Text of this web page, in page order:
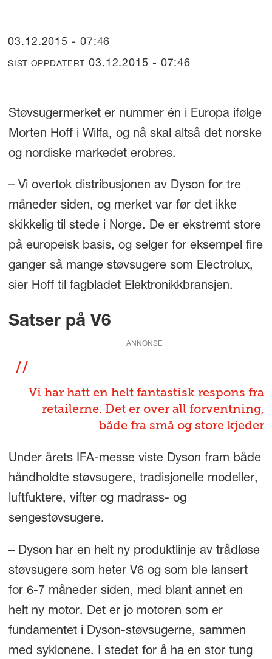
03.12.2015 - 07:46
SIST OPPDATERT 03.12.2015 - 07:46
Støvsugermerket er nummer én i Europa ifølge
Morten Hoff i Wilfa, og nå skal altså det norske
og nordiske markedet erobres.
– Vi overtok distribusjonen av Dyson for tre
måneder siden, og merket var før det ikke
skikkelig til stede i Norge. De er ekstremt store
på europeisk basis, og selger for eksempel fire
ganger så mange støvsugere som Electrolux,
sier Hoff til fagbladet Elektronikkbransjen.
Satser på V6
ANNONSE
Vi har hatt en helt fantastisk respons fra
retailerne. Det er over all forventning,
både fra små og store kjeder
Under årets IFA-messe viste Dyson fram både
håndholdte støvsugere, tradisjonelle modeller,
luftfuktere, vifter og madrass- og
sengestøvsugere.
– Dyson har en helt ny produktlinje av trådløse
støvsugere som heter V6 og som ble lansert
for 6-7 måneder siden, med blant annet en
helt ny motor. Det er jo motoren som er
fundamentet i Dyson-støvsugerne, sammen
med syklonene. I stedet for å ha en stor tung